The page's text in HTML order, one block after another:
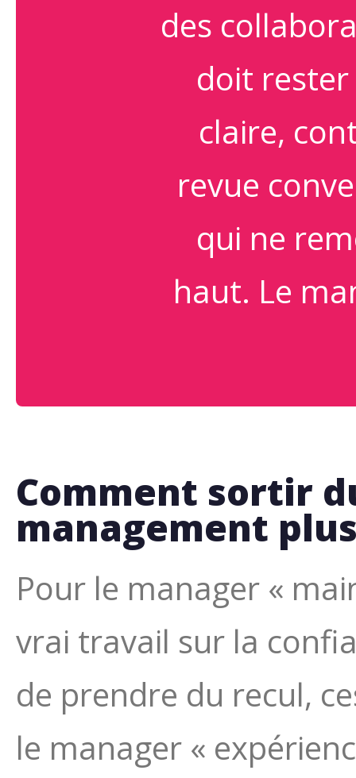
des
doit
claire,
revue
qui ne
haut. Le
Comment sortir
management
Pour le manager «
vrai travail sur la
de prendre du recul,
le manager «